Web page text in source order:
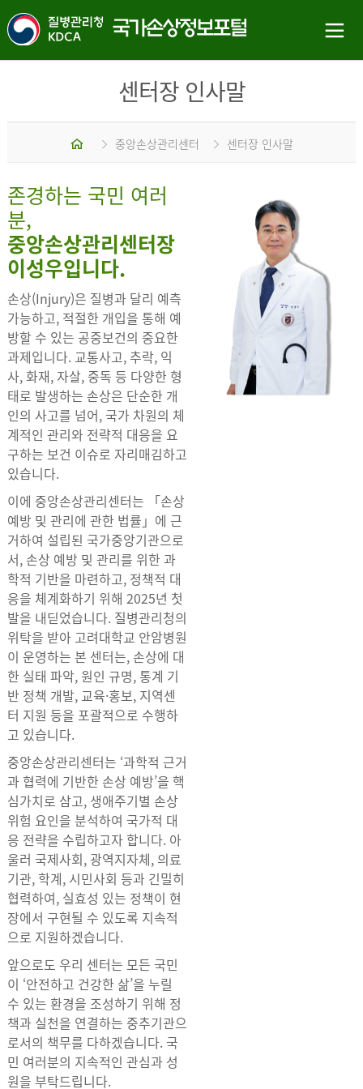
센터장 인사말
중앙손상관리센터 센터장 인사말
존경하는 국민 여러
분,
중앙손상관리센터장
이성우입니다.
손상(Injury)은 질병과 달리 예측
가능하고, 적절한 개입을 통해 예
방할 수 있는 공중보건의 중요한
과제입니다. 교통사고, 추락, 익
사, 화재, 자살, 중독 등 다양한 형
태로 발생하는 손상은 단순한 개
인의 사고를 넘어, 국가 차원의 체
계적인 관리와 전략적 대응을 요
구하는 보건 이슈로 자리매김하고
있습니다.
이에 중앙손상관리센터는 「손상
예방 및 관리에 관한 법률」에 근
거하여 설립된 국가중앙기관으로
서, 손상 예방 및 관리를 위한 과
학적 기반을 마련하고, 정책적 대
응을 체계화하기 위해 2025년 첫
발을 내딛었습니다. 질병관리청의
위탁을 받아 고려대학교 안암병원
이 운영하는 본 센터는, 손상에 대
한 실태 파악, 원인 규명, 통계 기
반 정책 개발, 교육·홍보, 지역센
터 지원 등을 포괄적으로 수행하
고 있습니다.
중앙손상관리센터는 ‘과학적 근거
과 협력에 기반한 손상 예방’을 핵
심가치로 삼고, 생애주기별 손상
위험 요인을 분석하여 국가적 대
응 전략을 수립하고자 합니다. 아
울러 국제사회, 광역지자체, 의료
기관, 학계, 시민사회 등과 긴밀히
협력하여, 실효성 있는 정책이 현
장에서 구현될 수 있도록 지속적
으로 지원하겠습니다.
앞으로도 우리 센터는 모든 국민
이 ‘안전하고 건강한 삶’을 누릴
수 있는 환경을 조성하기 위해 정
책과 실천을 연결하는 중추기관으
로서의 책무를 다하겠습니다. 국
민 여러분의 지속적인 관심과 성
원을 부탁드립니다.